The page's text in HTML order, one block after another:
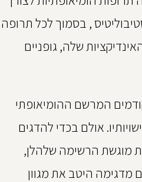
, בסמוך לכל תרופה
שלה, גופניים
המרשם ההומיאופתי
אולם בכדי להדגים
מוגשת הרשימה שלהלן,
מדגימה היטב את מגוון